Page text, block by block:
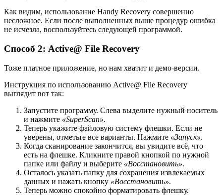
Как видим, использование Handy Recovery совершенно
несложное. Если после выполненных выше процедур ошибка
не исчезла, воспользуйтесь следующей программой.
Способ 2: Active@ File Recovery
Тоже платное приложение, но нам хватит и демо-версии.
Инструкция по использованию Active@ File Recovery
выглядит вот так:
Запустите программу. Слева выделите нужный носитель
и нажмите «SuperScan».
Теперь укажите файловую систему флешки. Если не
уверены, отметьте все варианты. Нажмите «Запуск».
Когда сканирование закончится, вы увидите всё, что
есть на флешке. Кликните правой кнопкой по нужной
папке или файлу и выберите «Восстановить».
Осталось указать папку для сохранения извлекаемых
данных и нажать кнопку «Восстановить».
Теперь можно спокойно форматировать флешку.